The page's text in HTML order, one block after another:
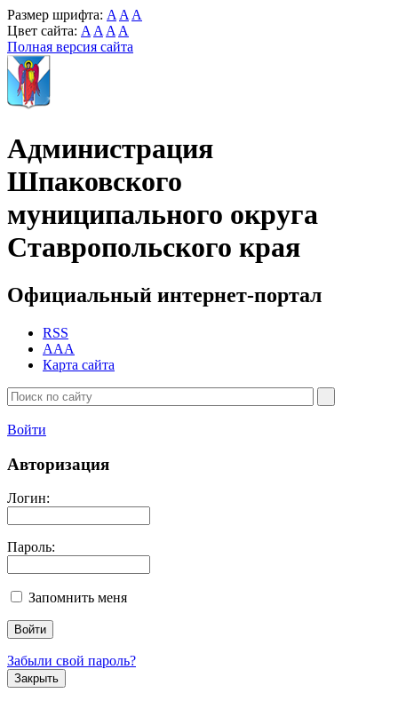
Размер шрифта: A A A
Цвет сайта: A A A A
Полная версия сайта
Администрация
Шпаковского
муниципального округа
Ставропольского края
Официальный интернет-портал
RSS
AAA
Карта сайта
Войти
Авторизация
Логин:
Пароль:
Запомнить меня
Забыли свой пароль?
Закрыть